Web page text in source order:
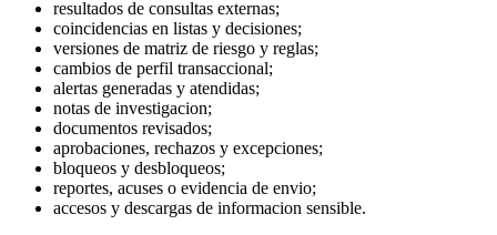
resultados de consultas externas;
coincidencias en listas y decisiones;
versiones de matriz de riesgo y reglas;
cambios de perfil transaccional;
alertas generadas y atendidas;
notas de investigacion;
documentos revisados;
aprobaciones, rechazos y excepciones;
bloqueos y desbloqueos;
reportes, acuses o evidencia de envio;
accesos y descargas de informacion sensible.